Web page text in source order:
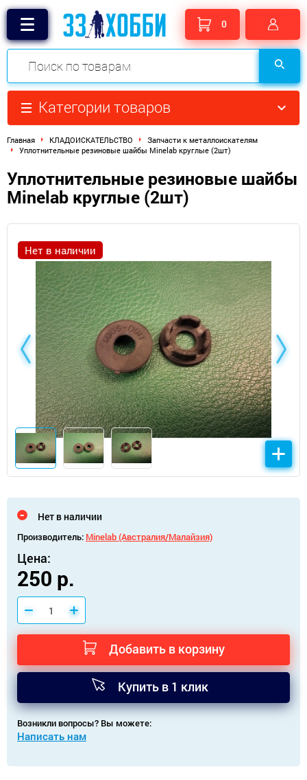
0
Категории товаров
Главная КЛАДОИСКАТЕЛЬСТВО
Запчасти к металлоискателям
Уплотнительные резиновые шайбы Minelab круглые (2шт)
Уплотнительные резиновые шайбы
Minelab круглые (2шт)
Нет в наличии
Нет в наличии
Производитель: Minelab (Австралия/Малайзия)
Цена:
250 р.
Добавить в корзину
Купить в 1 клик
Возникли вопросы? Вы можете:
Написать нам